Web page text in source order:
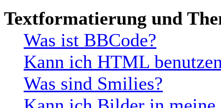
Textformatierung und
Was ist BBCode?
Kann ich HTML
Was sind Smilies?